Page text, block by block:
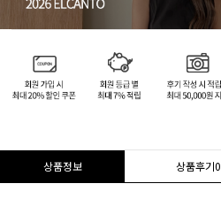
상품정보 상품후기0